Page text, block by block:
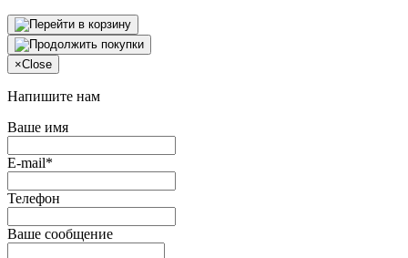
×Close
Напишите нам
Ваше имя
E-mail*
Телефон
Ваше сообщение